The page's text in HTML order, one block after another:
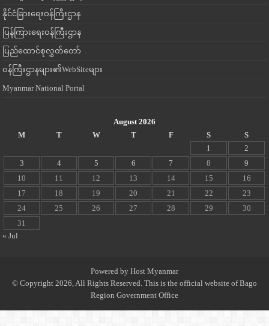
နိုင်ငံခြားရေးဝန်ကြီးဌာန
ပြန်ကြားရေးဝန်ကြီးဌာန
ပြည်ထောင်စုလွှတ်တော်
ဝန်ကြီးဌာနများ၏WebSiteများ
Myanmar National Portal
August 2026
M
T W T F S
S
1
2
3
4 5 6 7 8
9
10
11 12 13 14 15
16
17
18 19 20 21 22
23
24
25 26 27 28 29
30
31
« Jul
Powered by Host Myanmar
© Copyright 2026, All Rights Reserved. This is the official website of Bago
Region Government Office